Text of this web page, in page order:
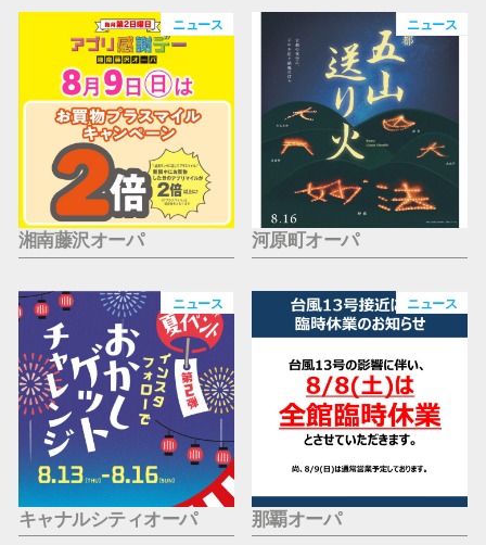
ニュース
湘南藤沢オーパ
ニュース
河原町オーパ
ニュース
キャナルシティオーパ
ニュース
那覇オーパ